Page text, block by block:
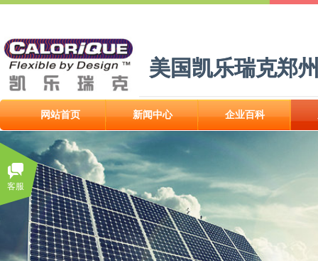
美国凯乐瑞克郑
美国凯乐瑞克郑
网站首页 新闻中心 企业百科
网站首页 新闻中心 企业百科
客服